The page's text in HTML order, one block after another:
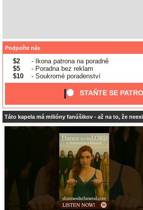
Podpořte nás
$2
- Ikona patrona na poradně
$5
- Poradna bez reklam
$10
- Soukromé poradenství
STAŇTE SE
Táto kapela má milióny fanúšikov - až na to, že